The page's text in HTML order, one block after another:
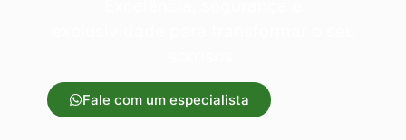
Fale com um especialista